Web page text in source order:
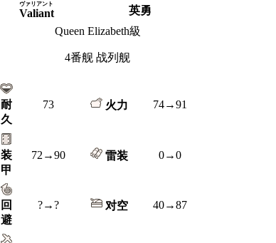
Valiant
ヴァリアント
英勇
Queen Elizabeth級
4番舰 战列舰
耐
久
73 火力 74→91
装
甲
72→90 雷装 0→0
回
避
?→? 对空 40→87